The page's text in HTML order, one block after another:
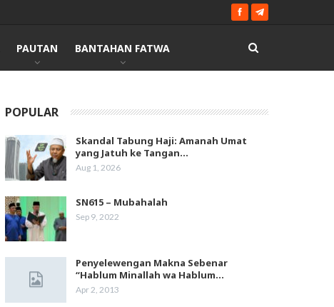
PAUTAN BANTAHAN FATWA
POPULAR
Skandal Tabung Haji: Amanah Umat
yang Jatuh ke Tangan…
Aug 1, 2026
SN615 – Mubahalah
Sep 9, 2022
Penyelewengan Makna Sebenar
“Hablum Minallah wa Hablum…
Apr 2, 2013